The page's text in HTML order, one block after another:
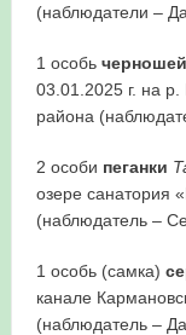
(наблюдатели –
1 особь
03.01.2025 г. на
района
2 особи пеганки
озере санатория
(наблюдатель –
1 особь (самка)
канале
(наблюдатель –